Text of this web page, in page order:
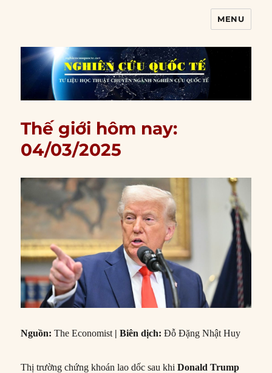
MENU
Thế giới hôm nay:
04/03/2025
Nguồn:The Economist |Biên dịch:Đỗ Đặng Nhật Huy
Thị trường chứng khoán lao dốc sau khiDonald Trump